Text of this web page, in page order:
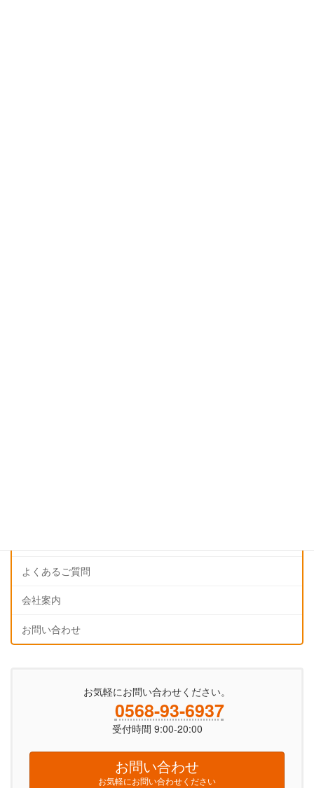
よくあるご質問
会社案内
お問い合わせ
お気軽にお問い合わせください。
0568-93-6937
受付時間 9:00-20:00
お問い合わせ
お気軽にお問い合わせください